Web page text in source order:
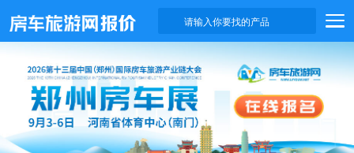
请输入你要找的产品